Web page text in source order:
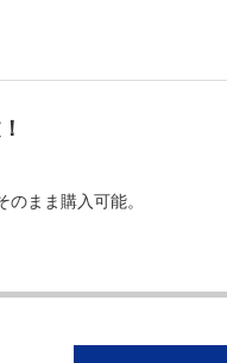
まま購入可能。